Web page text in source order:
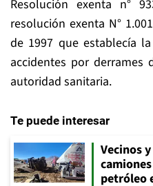
Resolución exenta n°
resolución exenta N°
de 1997 que establecía
accidentes por
autoridad sanitaria.
Te puede interesar
Vecinos
petróleo